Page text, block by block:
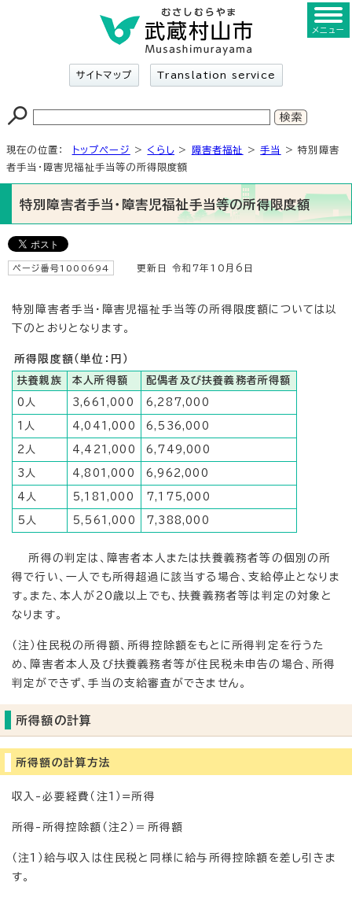
サイトマップ Translation service
メニュー
現在の位置： トップページ > くらし > 障害者福祉 >手当
> 特別障害
者手当・障害児福祉手当等の所得限度額
特別障害者手当・障害児福祉手当等の所得限度額
ページ番号1000694 更新日 令和7年10月6日
特別障害者手当・障害児福祉手当等の所得限度額については以
下のとおりとなります。
所得限度額（単位：円）
扶養親族 本人所得額 配偶者及び扶養義務者所得額
0人 3,661,000 6,287,000
1人 4,041,000 6,536,000
2人 4,421,000 6,749,000
3人 4,801,000 6,962,000
4人 5,181,000 7,175,000
5人 5,561,000 7,388,000
所得の判定は、障害者本人または扶養義務者等の個別の所
得で行い、一人でも所得超過に該当する場合、支給停止となりま
す。また、本人が20歳以上でも、扶養義務者等は判定の対象と
なります。
（注）住民税の所得額、所得控除額をもとに所得判定を行うた
め、障害者本人及び扶養義務者等が住民税未申告の場合、所得
判定ができず、手当の支給審査ができません。
所得額の計算
所得額の計算方法
収入-必要経費（注1）=所得
所得-所得控除額（注2）＝所得額
（注1）給与収入は住民税と同様に給与所得控除額を差し引きま
す。